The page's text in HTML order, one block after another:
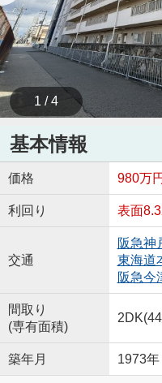
1 / 4
基本情報
価格 980万円
利回り 表面
交通
阪急神
東海道
阪急今
間取り
(専有面積)
築年月 1973